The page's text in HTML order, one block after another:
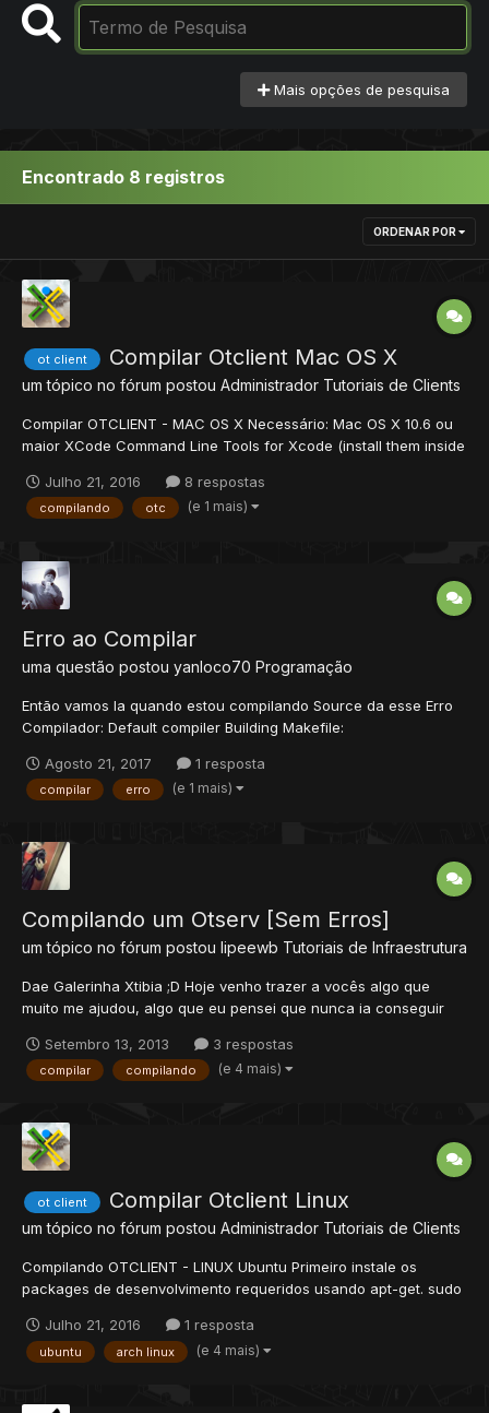
Mais opções de pesquisa
Encontrado 8 registros
ORDENAR POR
ot client Compilar Otclient Mac OS X
um tópico no fórum postou Administrador Tutoriais de Clients
Compilar OTCLIENT - MAC OS X Necessário: Mac OS X 10.6 ou
maior XCode Command Line Tools for Xcode (install them inside
Instalando Bibliotecas Necessárias Nós usamos brew para
instalar a maioria das bibliot...
Julho 21, 2016 8 respostas
compilando otc (e 1 mais)
Erro ao Compilar
uma questão postou yanloco70 Programação
Então vamos la quando estou compilando Source da esse Erro
Compilador: Default compiler Building Makefile:
Level)\dev-cpp\Makefile.win" Executando make... mingw32-make
-f "C:\Users\Pc\Desktop\PokeWizard\PokéLight Source (Without
Agosto 21, 2017 1 resposta
compilar erro (e 1 mais)
Compilando um Otserv [Sem Erros]
um tópico no fórum postou lipeewb Tutoriais de Infraestrutura
Dae Galerinha Xtibia ;D Hoje venho trazer a vocês algo que
muito me ajudou, algo que eu pensei que nunca ia conseguir
COMPILAR UM OTSERV Galera esse não tem erro, é só seguir
exatamente o que vou passar aqui e você terá sucesso na sua...
Setembro 13, 2013 3 respostas
compilar compilando (e 4 mais)
ot client Compilar Otclient Linux
um tópico no fórum postou Administrador Tutoriais de Clients
Compilando OTCLIENT - LINUX Ubuntu Primeiro instale os
packages de desenvolvimento requeridos usando apt-get. sudo
libboost1.55-all-dev libphysfs-dev libssl-dev liblua5.1-dev sudo
apt-get install libglew1.6-dev libvorbis-de...
Julho 21, 2016 1 resposta
ubuntu arch linux (e 4 mais)